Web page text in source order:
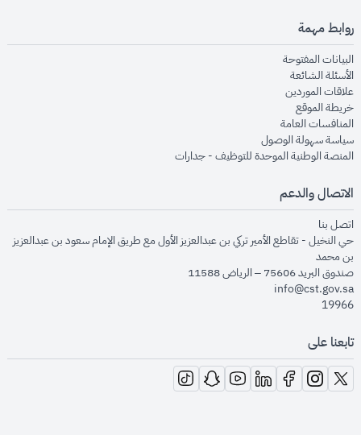
روابط مهمة
البيانات المفتوحةopens in new window
الأسئلة الشائعةopens in new window
علاقات الموردينopens in new window
خريطة الموقعopens in new window
المنافسات العامةopens in new window
سياسة سهولة الوصولopens in new window
المنصة الوطنية الموحدة للتوظيف - جداراتopens in new window
الاتصال والدعم
اتصل بنا
حي النخيل - تقاطع الأمير تركي بن عبدالعزيز الأول مع طريق الإمام سعود بن عبدالعزيز
بن محمد
صندوق البريد 75606 – الرياض 11588
info@cst.gov.sa
19966
تابعنا على
opens in new window
opens in new window
opens in new window
opens in new window
opens in new window
opens in new window
opens in new window